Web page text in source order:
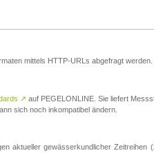
mittels HTTP-URLs abgefragt
↗ auf PEGELONLINE. Sie liefert
sich noch inkompatibel ändern.
aktueller gewässerkundlicher